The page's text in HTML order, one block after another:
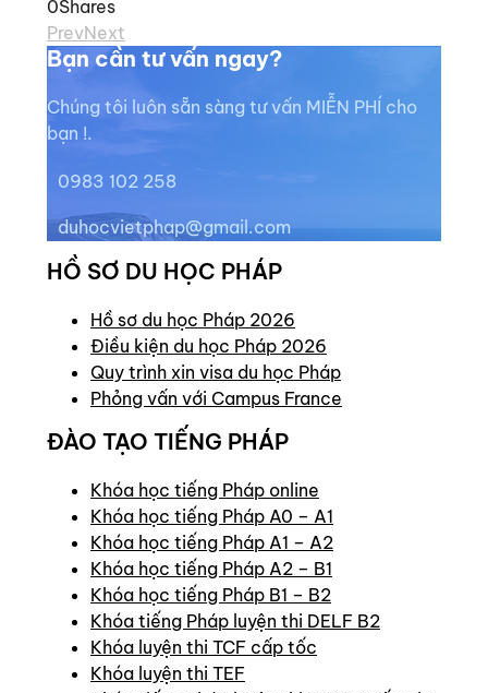
0Shares
PrevNext
Bạn cần tư vấn ngay?
Chúng tôi luôn sẵn sàng tư vấn MIỄN PHÍ cho
bạn !.
0983 102 258
duhocvietphap@gmail.com
HỒ SƠ DU HỌC PHÁP
Hồ sơ du học Pháp 2026
Điều kiện du học Pháp 2026
Quy trình xin visa du học Pháp
Phỏng vấn với Campus France
ĐÀO TẠO TIẾNG PHÁP
Khóa học tiếng Pháp online
Khóa học tiếng Pháp A0 – A1
Khóa học tiếng Pháp A1 – A2
Khóa học tiếng Pháp A2 – B1
Khóa học tiếng Pháp B1 – B2
Khóa tiếng Pháp luyện thi DELF B2
Khóa luyện thi TCF cấp tốc
Khóa luyện thi TEF